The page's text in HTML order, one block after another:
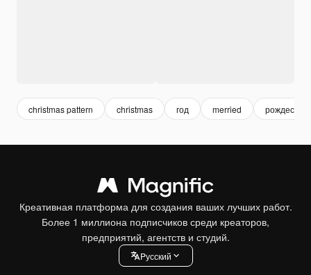
christmas pattern christmas год merried
Креативная платформа для создания ваших лучших работ.
Более 1 миллиона подписчиков среди креаторов,
предприятий, агентств и студий.
Pусский